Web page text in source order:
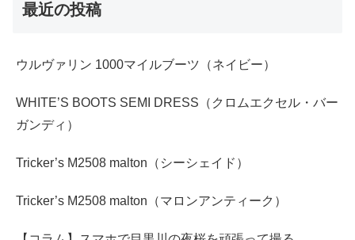
最近の投稿
ウルヴァリン 1000マイルブーツ（ネイビー）
WHITE’S BOOTS SEMI DRESS（クロムエクセル・バー
ガンディ）
Tricker’s M2508 malton（シーシェイド）
Tricker’s M2508 malton（マロンアンティーク）